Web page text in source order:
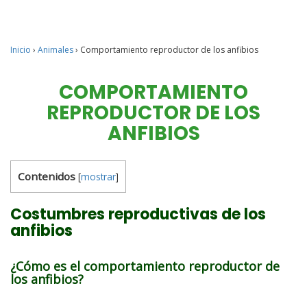
Inicio › Animales› Comportamiento reproductor de los anfibios
COMPORTAMIENTO
REPRODUCTOR DE LOS
ANFIBIOS
Contenidos [mostrar]
Costumbres reproductivas de los
anfibios
¿Cómo es el comportamiento reproductor de
los anfibios?